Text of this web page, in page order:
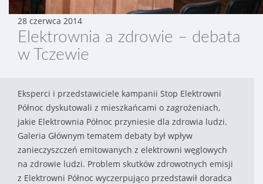
28 czerwca 2014
Elektrownia a zdrowie – debata
w Tczewie
Eksperci i przedstawiciele kampanii Stop Elektrowni
Północ dyskutowali z mieszkańcami o zagrożeniach,
jakie Elektrownia Północ przyniesie dla zdrowia ludzi.
Galeria Głównym tematem debaty był wpływ
zanieczyszczeń emitowanych z elektrowni węglowych
na zdrowie ludzi. Problem skutków zdrowotnych emisji
z Elektrowni Północ wyczerpująco przedstawił doradca